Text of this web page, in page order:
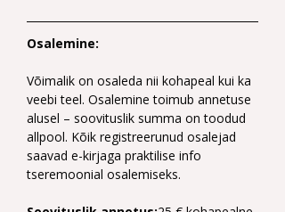
Osalemine:
Võimalik on osaleda nii kohapeal kui ka
veebi teel. Osalemine toimub annetuse
alusel – soovituslik summa on toodud
allpool. Kõik registreerunud osalejad
saavad e-kirjaga praktilise info
tseremoonial osalemiseks.